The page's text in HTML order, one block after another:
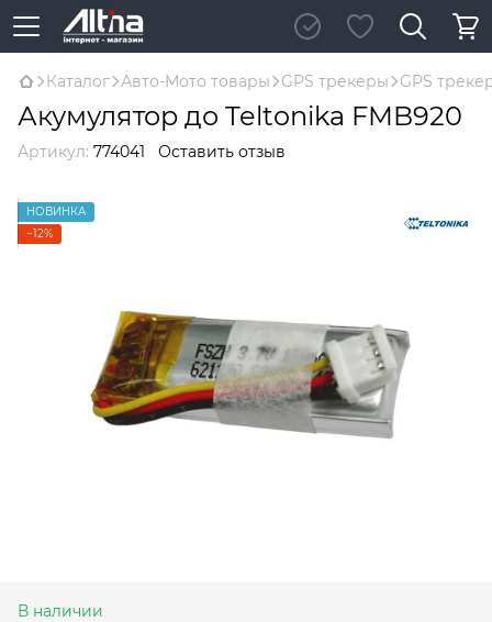
Каталог Авто-Мото товары GPS трекеры GPS
Акумулятор до Teltonika FMB920
Артикул: 774041 Оставить отзыв
НОВИНКА
−12%
В наличии